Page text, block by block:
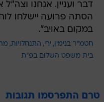
דבר ועניין. אנחנו
הסתה פרועה יישלחו
במקום באויב".
חטמ"ר בנימין ירי התנחלויות
בית משפט השלום בפ"ת
טרם התפרסמו תגובות